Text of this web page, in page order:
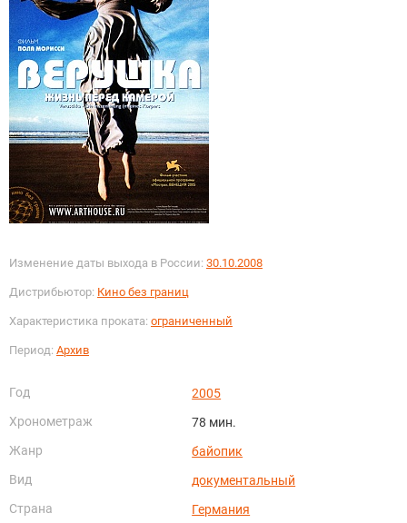
Изменение даты выхода в России: 30.10.2008
Дистрибьютор: Кино без границ
Характеристика проката: ограниченный
Период: Архив
Год
2005
Хронометраж
78 мин.
Жанр
байопик
Вид
документальный
Страна
Германия